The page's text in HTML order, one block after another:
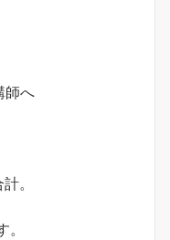
師へ
。